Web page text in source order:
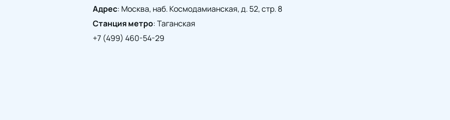
Адрес: Москва, наб. Космодамианская, д. 52, стр. 8
Станция метро:Таганская
+7 (499) 460-54-29